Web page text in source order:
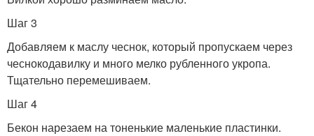
Шаг 3
Добавляем к маслу чеснок, который пропускаем через
чеснокодавилку и много мелко рубленного укропа.
Тщательно перемешиваем.
Шаг 4
Бекон нарезаем на тоненькие маленькие пластинки.